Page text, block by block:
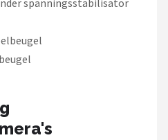
spanningsstabilisator